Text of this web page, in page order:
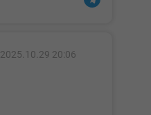
2025.10.29 20:06